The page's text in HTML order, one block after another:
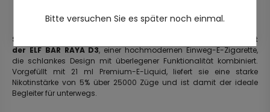
Bitte versuchen Sie es später noch einmal.
Steigen Sie in die nächste Generation des Vapings ein mit
der ELF BAR RAYA D3, einer hochmodernen Einweg-E-Zigarette,
die schlankes Design mit überlegener Funktionalität kombiniert.
Vorgefüllt mit 21 ml Premium-E-Liquid, liefert sie eine starke
Nikotinstärke von 5% über 25000 Züge und ist damit der ideale
Begleiter für unterwegs.